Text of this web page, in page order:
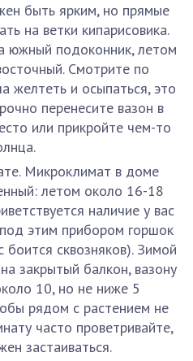
быть ярким, но прямые
на ветки кипарисовика.
южный подоконник, летом
Смотрите по
желтеть и осыпаться, это
перенесите вазон в
или прикройте чем-то
Микроклимат в доме
летом около 16-18
наличие у вас
этим прибором горшок
боится сквозняков). Зимой
закрытый балкон, вазону
10, но не ниже 5
рядом с растением не
часто проветривайте,
застаиваться.